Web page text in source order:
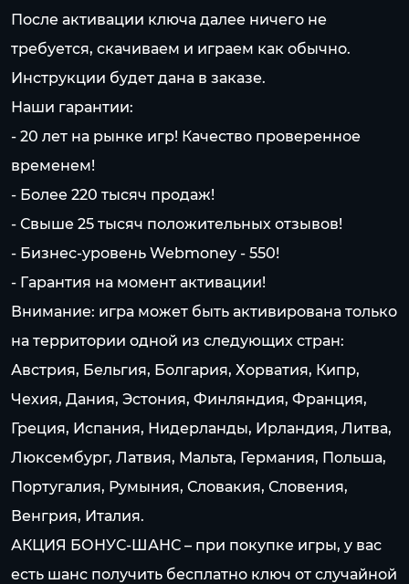
После активации ключа далее ничего не
требуется, скачиваем и играем как обычно.
Инструкции будет дана в заказе.
Наши гарантии:
- 20 лет на pынке игр! Качество проверенное
временем!
- Более 220 тысяч продаж!
- Свыше 25 тысяч положительных отзывов!
- Бизнес-уровень Webmoney - 550!
- Гарантия на момент активации!
Внимание: игра может быть активирована только
на территории одной из следующих стран:
Австрия, Бельгия, Болгария, Хорватия, Кипр,
Чехия, Дания, Эстония, Финляндия, Франция,
Греция, Испания, Нидерланды, Ирландия, Литва,
Люксембург, Латвия, Мальта, Германия, Польша,
Португалия, Румыния, Словакия, Словения,
Венгрия, Италия.
АКЦИЯ БОНУС-ШАНС – при покупке игры, у вас
есть шанс получить бесплатно ключ от случайной